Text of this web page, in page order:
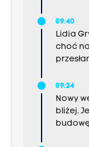
09:40
Lidia
choć
09:24
Nowy
bliżej.